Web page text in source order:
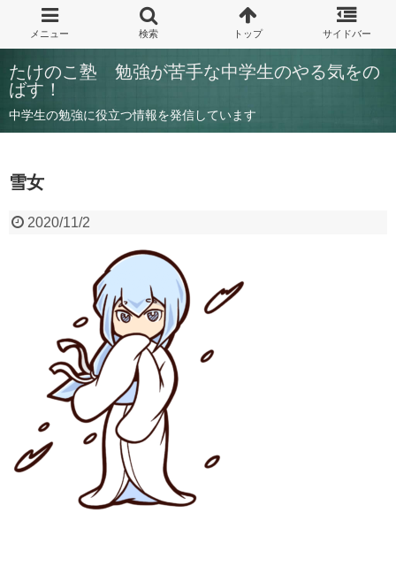
たけのこ塾 勉強が苦手な中学生のやる気をの
ばす！
中学生の勉強に役立つ情報を発信しています
雪女
2020/11/2